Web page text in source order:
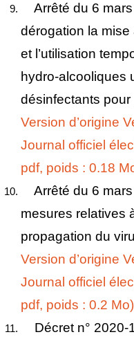
Arrêté du 6
dérogation la
et l’utilisation
hydro-alcooliques
désinfectants pour
Version d’origine
Journal officiel
pdf, poids : 0.18
Arrêté du 6
mesures relatives
propagation du
Version d’origine
Journal officiel
pdf, poids : 0.2 Mo)
Décret n°